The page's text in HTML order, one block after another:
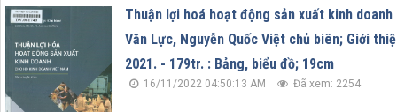
Thuận lợi hoá hoạt động sản xuất kinh
Văn Lực, Nguyễn Quốc Việt chủ biên; Giới
2021. - 179tr. : Bảng, biểu đồ; 19cm
16/11/2022 04:50:13 AM Đã xem: 2254